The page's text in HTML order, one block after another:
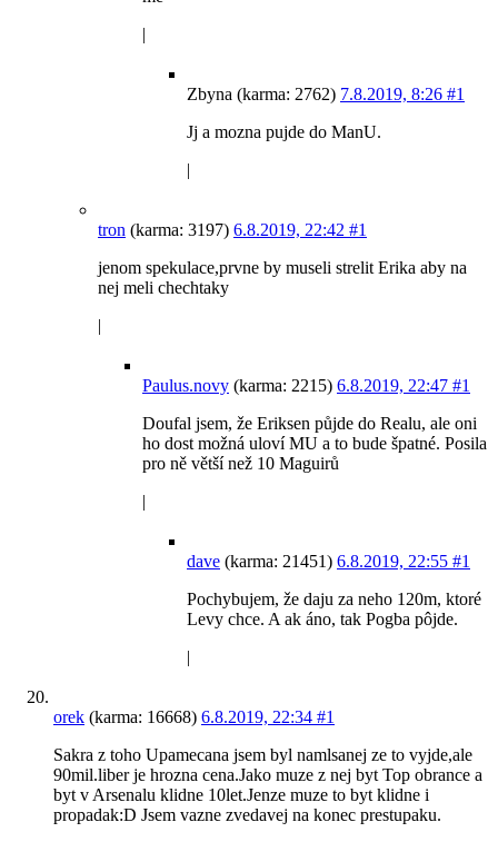
|
Zbyna (karma: 2762) 7.8.2019, 8:26 #1
Jj a mozna pujde do ManU.
|
tron (karma: 3197) 6.8.2019, 22:42 #1
jenom spekulace,prvne by museli strelit Erika aby na
nej meli chechtaky
|
Paulus.novy (karma: 2215) 6.8.2019, 22:47 #1
Doufal jsem, že Eriksen půjde do Realu, ale oni
ho dost možná uloví MU a to bude špatné. Posila
pro ně větší než 10 Maguirů
|
dave (karma: 21451) 6.8.2019, 22:55 #1
Pochybujem, že daju za neho 120m, ktoré
Levy chce. A ak áno, tak Pogba pôjde.
|
orek (karma: 16668) 6.8.2019, 22:34 #1
Sakra z toho Upamecana jsem byl namlsanej ze to vyjde,ale
90mil.liber je hrozna cena.Jako muze z nej byt Top obrance a
byt v Arsenalu klidne 10let.Jenze muze to byt klidne i
propadak:D Jsem vazne zvedavej na konec prestupaku.